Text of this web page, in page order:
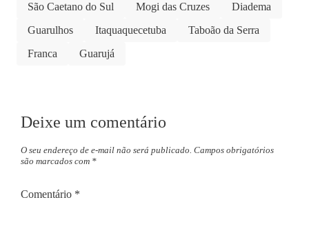
São Caetano do Sul
Mogi das Cruzes
Diadema
Guarulhos
Itaquaquecetuba
Taboão da Serra
Franca
Guarujá
Deixe um comentário
O seu endereço de e-mail não será publicado. Campos obrigatórios
são marcados com *
Comentário *